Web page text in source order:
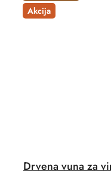
Akcija
Drvena vuna za